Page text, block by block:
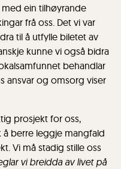
ein tilhøyrande
frå oss. Det vi var
til å utfylle biletet av
kunne vi også bidra
behandlar
ansvar og omsorg viser
prosjekt for oss,
å berre leggje mangfald
Vi må stadig stille oss
vi breidda av livet på